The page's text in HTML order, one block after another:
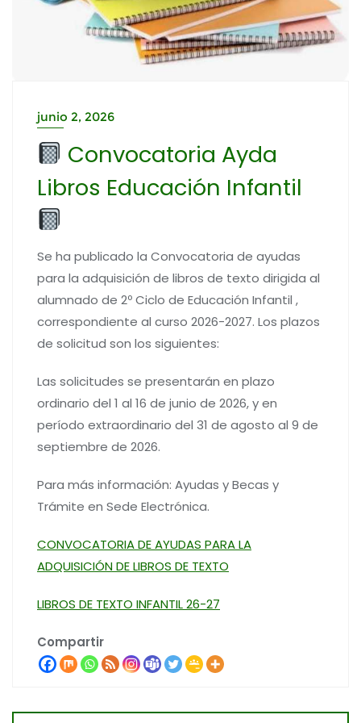
junio 2, 2026
Convocatoria Ayda
Libros Educación Infantil
Se ha publicado la Convocatoria de ayudas
para la adquisición de libros de texto dirigida al
alumnado de 2º Ciclo de Educación Infantil ,
correspondiente al curso 2026-2027. Los plazos
de solicitud son los siguientes:
Las solicitudes se presentarán en plazo
ordinario del 1 al 16 de junio de 2026, y en
período extraordinario del 31 de agosto al 9 de
septiembre de 2026.
Para más información: Ayudas y Becas y
Trámite en Sede Electrónica.
CONVOCATORIA DE AYUDAS PARA LA
ADQUISICIÓN DE LIBROS DE TEXTO
LIBROS DE TEXTO INFANTIL 26-27
Compartir
Navegación